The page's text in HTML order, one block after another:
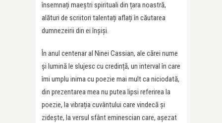
însemnați maeștri spirituali din țara noastră,
alături de scriitori talentați aflați în căutarea
dumnezeirii din ei înșiși.
În anul centenar al Ninei Cassian, ale cărei nume
și lumină le slujesc cu credință, un interval în care
îmi umplu inima cu poezie mai mult ca niciodată,
din prezentarea mea nu putea lipsi referirea la
poezie, la vibrația cuvântului care vindecă și
zidește, la versul sfânt eminescian care, așezat